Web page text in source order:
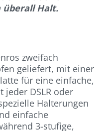
überall Halt.
zweifach
geliefert, mit einer
für eine einfache,
DSLR oder
Halterungen
einfache
3-stufige,